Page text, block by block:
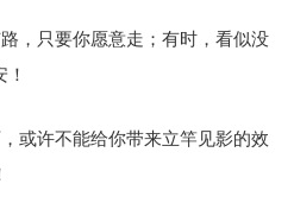
，只要你愿意走；有时，看似没
或许不能给你带来立竿见影的效